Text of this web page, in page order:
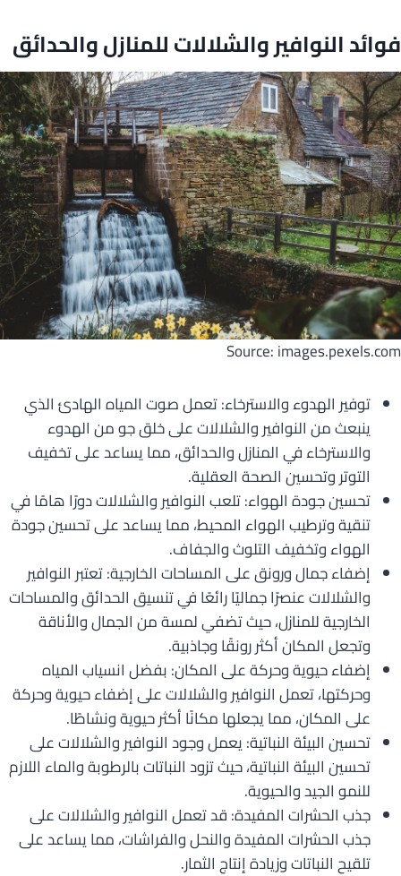
فوائد النوافير والشلالات للمنازل والحدائق
Source: images.pexels.com
توفير الهدوء والاسترخاء: تعمل صوت المياه الهادئ الذي
ينبعث من النوافير والشلالات على خلق جو من الهدوء
والاسترخاء في المنازل والحدائق، مما يساعد على تخفيف
التوتر وتحسين الصحة العقلية.
تحسين جودة الهواء: تلعب النوافير والشلالات دورًا هامًا في
تنقية وترطيب الهواء المحيط، مما يساعد على تحسين جودة
الهواء وتخفيف التلوث والجفاف.
إضفاء جمال ورونق على المساحات الخارجية: تعتبر النوافير
والشلالات عنصرًا جماليًا رائعًا في تنسيق الحدائق والمساحات
الخارجية للمنازل، حيث تضفي لمسة من الجمال والأناقة
وتجعل المكان أكثر رونقًا وجاذبية.
إضفاء حيوية وحركة على المكان: بفضل انسياب المياه
وحركتها، تعمل النوافير والشلالات على إضفاء حيوية وحركة
على المكان، مما يجعلها مكانًا أكثر حيوية ونشاطًا.
تحسين البيئة النباتية: يعمل وجود النوافير والشلالات على
تحسين البيئة النباتية، حيث تزود النباتات بالرطوبة والماء اللازم
للنمو الجيد والحيوية.
جذب الحشرات المفيدة: قد تعمل النوافير والشلالات على
جذب الحشرات المفيدة والنحل والفراشات، مما يساعد على
تلقيح النباتات وزيادة إنتاج الثمار.